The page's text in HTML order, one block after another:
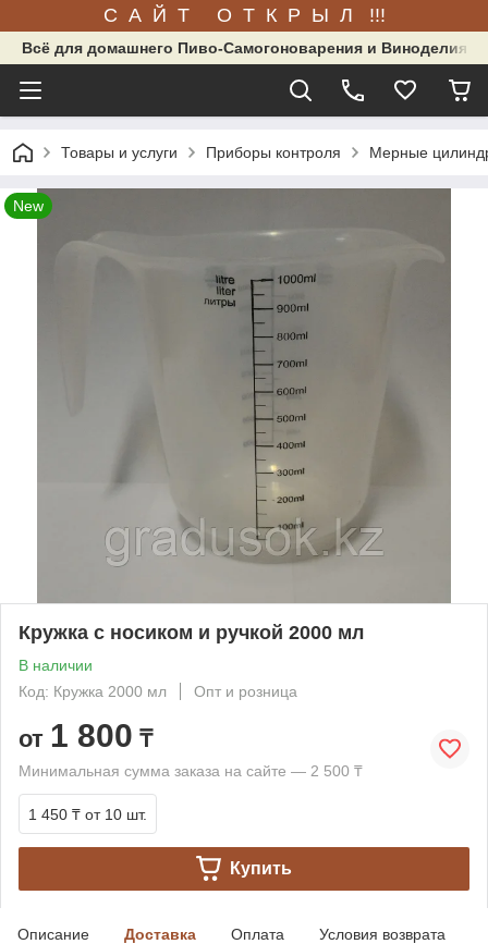
С А Й Т О Т К Р Ы Л !!!
Всё для домашнего Пиво-Самогоноварения и Виноделия.
Товары и услуги Приборы контроля Мерные
New
Кружка с носиком и ручкой 2000 мл
В наличии
Код: Кружка 2000 мл
Опт и розница
от 1 800 ₸
Минимальная сумма заказа на сайте — 2 500 ₸
1 450 ₸ от 10 шт.
Купить
Описание Доставка Оплата Условия возврата